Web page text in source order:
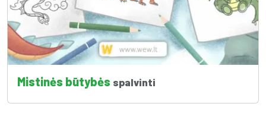
Mistinės būtybės spalvinti